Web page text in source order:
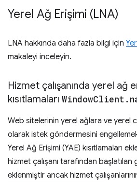
Yerel Ağ Erişimi (LNA)
LNA hakkında daha fazla bilgi için
makaleyi inceleyin.
Hizmet çalışanında yerel ağ
kısıtlamaları WindowClient .
Web sitelerinin yerel ağlara ve yerel
olarak istek göndermesini
Yerel Ağ Erişimi (YAE) kısıtlamaları
hizmet çalışanı tarafından
eklenmiştir ancak hizmet